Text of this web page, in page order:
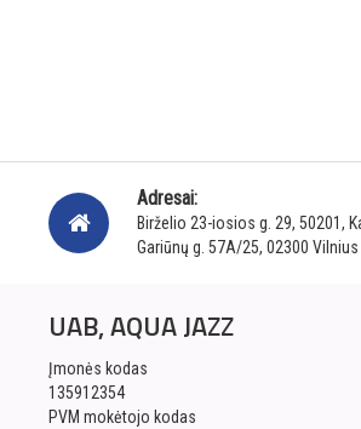
Adresai:
Birželio 23-iosios g. 29, 50201,
Gariūnų g. 57A/25, 02300
UAB, AQUA JAZZ
Įmonės kodas
135912354
PVM mokėtojo kodas